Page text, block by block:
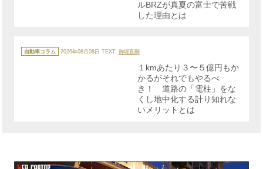
ルBRZが真夏の富士で苦戦
した理由とは
テ
ゴ
自動車コラム 2026年08月08日 TEXT: 御堀直嗣
１kmあたり３〜５億円もか
かるがそれでもやるべ
き！ 道路の「電柱」をな
くし地中化する計り知れな
いメリットとは